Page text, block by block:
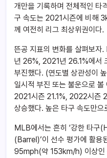
개만을 기록하며 전체적인 타
구 속도는 2021시즌에 비해
께 여전히 리그 최상위권이다.
뜬공 지표의 변화를 살펴보자
년 26%, 2021년 26.1%에서
부진했다. (연도별 상관성이
일시적 부진 또는 불운으로
2021시즌 21.1%, 2022시즌
상승했다. 높은 타구 속도만
MLB에서는 흔히 ‘강한 타구
(Barrel)’이 선수 평가에 활용
95mph(약 153km/h) 이상인